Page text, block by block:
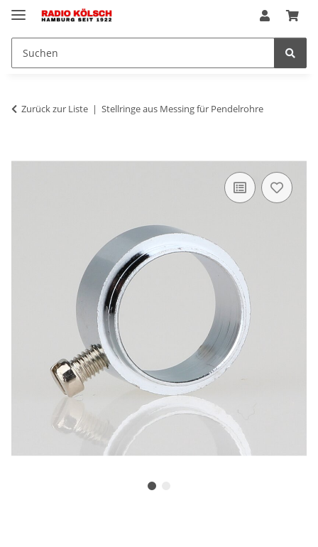
Zurück zur Liste Stellringe aus Messing für Pendelrohre